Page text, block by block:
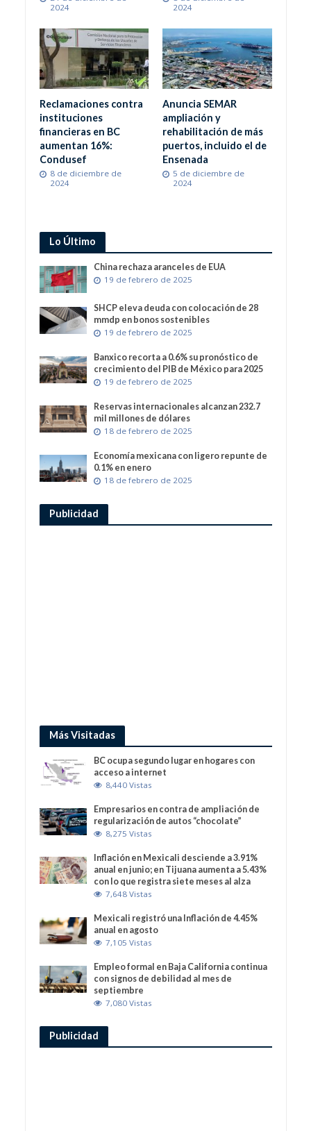
2024
2024
Reclamaciones contra
instituciones
financieras en BC
aumentan 16%:
Condusef
8 de diciembre de
2024
Anuncia SEMAR
ampliación y
rehabilitación de más
puertos, incluido el de
Ensenada
5 de diciembre de
2024
Lo Último
China rechaza aranceles de EUA
19 de febrero de 2025
SHCP eleva deuda con colocación de 28
mmdp en bonos sostenibles
19 de febrero de 2025
Banxico recorta a 0.6% su pronóstico de
crecimiento del PIB de México para 2025
19 de febrero de 2025
Reservas internacionales alcanzan 232.7
mil millones de dólares
18 de febrero de 2025
Economía mexicana con ligero repunte de
0.1% en enero
18 de febrero de 2025
Publicidad
Más Visitadas
BC ocupa segundo lugar en hogares con
acceso a internet
8,440 Vistas
Empresarios en contra de ampliación de
regularización de autos “chocolate”
8,275 Vistas
Inflación en Mexicali desciende a 3.91%
anual en junio; en Tijuana aumenta a 5.43%
con lo que registra siete meses al alza
7,648 Vistas
Mexicali registró una Inflación de 4.45%
anual en agosto
7,105 Vistas
Empleo formal en Baja California continua
con signos de debilidad al mes de
septiembre
7,080 Vistas
Publicidad